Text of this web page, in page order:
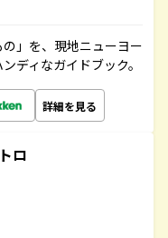
の」を、現地ニューヨー
ディなガイドブック。
詳細を見る
ロ